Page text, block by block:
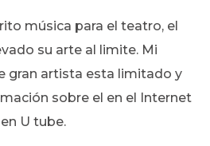
música para el teatro, el
su arte al limite. Mi
gran artista esta limitado y
sobre el en el Internet
U tube.